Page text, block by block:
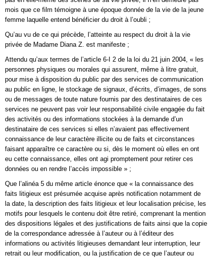
mois que ce film témoigne à une époque donnée de la vie de la jeune
femme laquelle entend bénéficier du droit à l’oubli ;
Qu’au vu de ce qui précède, l’atteinte au respect du droit à la vie
privée de Madame Diana Z. est manifeste ;
Attendu qu’aux termes de l’article 6-I 2 de la loi du 21 juin 2004, « les
personnes physiques ou morales qui assurent, même à litre gratuit,
pour mise à disposition du public par des services de communication
au public en ligne, le stockage de signaux, d’écrits, d’images, de sons
ou de messages de toute nature fournis par des destinataires de ces
services ne peuvent pas voir leur responsabilité civile engagée du fait
des activités ou des informations stockées à la demande d’un
destinataire de ces services si elles n’avaient pas effectivement
connaissance de leur caractère illicite ou de faits et circonstances
faisant apparaître ce caractère ou si, dès le moment où elles en ont
eu cette connaissance, elles ont agi promptement pour retirer ces
données ou en rendre l’accès impossible » ;
Que l’alinéa 5 du même article énonce que « la connaissance des
faits litigieux est présumée acquise après notification notamment de
la date, la description des faits litigieux et leur localisation précise, les
motifs pour lesquels le contenu doit être retiré, comprenant la mention
des dispositions légales et des justifications de faits ainsi que la copie
de la correspondance adressée à l’auteur ou à l’éditeur des
informations ou activités litigieuses demandant leur interruption, leur
retrait ou leur modification, ou la justification de ce que l’auteur ou